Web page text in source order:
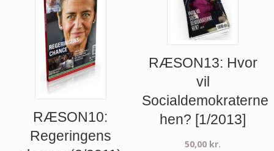
RÆSON10:
Regeringens
RÆSON13: Hvor
vil
Socialdemokraterne
hen? [1/2013]
50,00 kr.